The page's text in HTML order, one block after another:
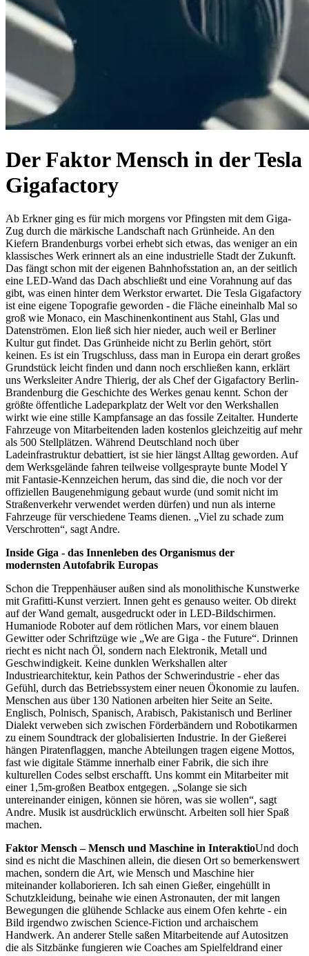
Der Faktor Mensch in der Tesla
Gigafactory
Ab Erkner ging es für mich morgens vor Pfingsten mit dem Giga-
Zug durch die märkische Landschaft nach Grünheide. An den
Kiefern Brandenburgs vorbei erhebt sich etwas, das weniger an ein
klassisches Werk erinnert als an eine industrielle Stadt der Zukunft.
Das fängt schon mit der eigenen Bahnhofsstation an, an der seitlich
eine LED-Wand das Dach abschließt und eine Vorahnung auf das
gibt, was einen hinter dem Werkstor erwartet. Die Tesla Gigafactory
ist eine eigene Topografie geworden - die Fläche eineinhalb Mal so
groß wie Monaco, ein Maschinenkontinent aus Stahl, Glas und
Datenströmen. Elon ließ sich hier nieder, auch weil er Berliner
Kultur gut findet. Das Grünheide nicht zu Berlin gehört, stört
keinen. Es ist ein Trugschluss, dass man in Europa ein derart großes
Grundstück leicht finden und dann noch erschließen kann, erklärt
uns Werksleiter Andre Thierig, der als Chef der Gigafactory Berlin-
Brandenburg die Geschichte des Werkes genau kennt. Schon der
größte öffentliche Ladeparkplatz der Welt vor den Werkshallen
wirkt wie eine stille Kampfansage an das fossile Zeitalter. Hunderte
Fahrzeuge von Mitarbeitenden laden kostenlos gleichzeitig auf mehr
als 500 Stellplätzen. Während Deutschland noch über
Ladeinfrastruktur debattiert, ist sie hier längst Alltag geworden. Auf
dem Werksgelände fahren teilweise vollgesprayte bunte Model Y
mit Fantasie-Kennzeichen herum, das sind die, die noch vor der
offiziellen Baugenehmigung gebaut wurde (und somit nicht im
Straßenverkehr verwendet werden dürfen) und nun als interne
Fahrzeuge für verschiedene Teams dienen. „Viel zu schade zum
Verschrotten“, sagt Andre.
Inside Giga - das Innenleben des Organismus der
modernsten Autofabrik Europas
Schon die Treppenhäuser außen sind als monolithische Kunstwerke
mit Grafitti-Kunst verziert. Innen geht es genauso weiter. Ob direkt
auf der Wand gemalt, ausgedruckt oder in LED-Bildschirmen.
Humaniode Roboter auf dem rötlichen Mars, vor einem blauen
Gewitter oder Schriftzüge wie „We are Giga - the Future“. Drinnen
riecht es nicht nach Öl, sondern nach Elektronik, Metall und
Geschwindigkeit. Keine dunklen Werkshallen alter
Industriearchitektur, kein Pathos der Schwerindustrie - eher das
Gefühl, durch das Betriebssystem einer neuen Ökonomie zu laufen.
Menschen aus über 130 Nationen arbeiten hier Seite an Seite.
Englisch, Polnisch, Spanisch, Arabisch, Pakistanisch und Berliner
Dialekt verweben sich zwischen Förderbändern und Robotikarmen
zu einem Soundtrack der globalisierten Industrie. In der Gießerei
hängen Piratenflaggen, manche Abteilungen tragen eigene Mottos,
fast wie digitale Stämme innerhalb einer Fabrik, die sich ihre
kulturellen Codes selbst erschafft. Uns kommt ein Mitarbeiter mit
einer 1,5m-großen Beatbox entgegen. „Solange sie sich
untereinander einigen, können sie hören, was sie wollen“, sagt
Andre. Musik ist ausdrücklich erwünscht. Arbeiten soll hier Spaß
machen.
Faktor Mensch – Mensch und Maschine in InteraktioUnd doch
sind es nicht die Maschinen allein, die diesen Ort so bemerkenswert
machen, sondern die Art, wie Mensch und Maschine hier
miteinander kollaborieren. Ich sah einen Gießer, eingehüllt in
Schutzkleidung, beinahe wie einen Astronauten, der mit langen
Bewegungen die glühende Schlacke aus einem Ofen kehrte - ein
Bild irgendwo zwischen Science-Fiction und archaischem
Handwerk. An anderer Stelle saßen Mitarbeitende auf Autositzen
die als Sitzbänke fungieren wie Coaches am Spielfeldrand einer